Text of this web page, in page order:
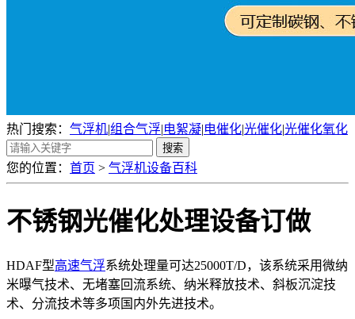
热门搜索： 气浮机|组合气浮|电絮凝|电催化|光催化|光催化氧化
您的位置： 首页 > 气浮机设备百科
不锈钢光催化处理设备订做
HDAF型高速气浮系统处理量可达25000T/D，该系统采用微纳
米曝气技术、无堵塞回流系统、纳米释放技术、斜板沉淀技
术、分流技术等多项国内外先进技术。